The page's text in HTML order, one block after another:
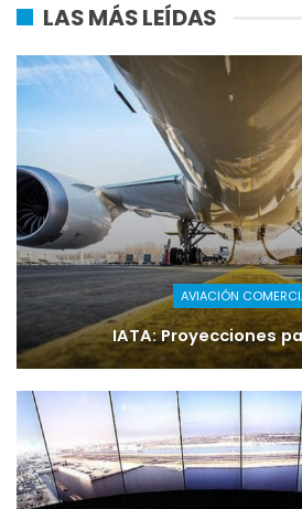
LAS MÁS LEÍDAS
AVIACIÓN
IATA: Proyecciones